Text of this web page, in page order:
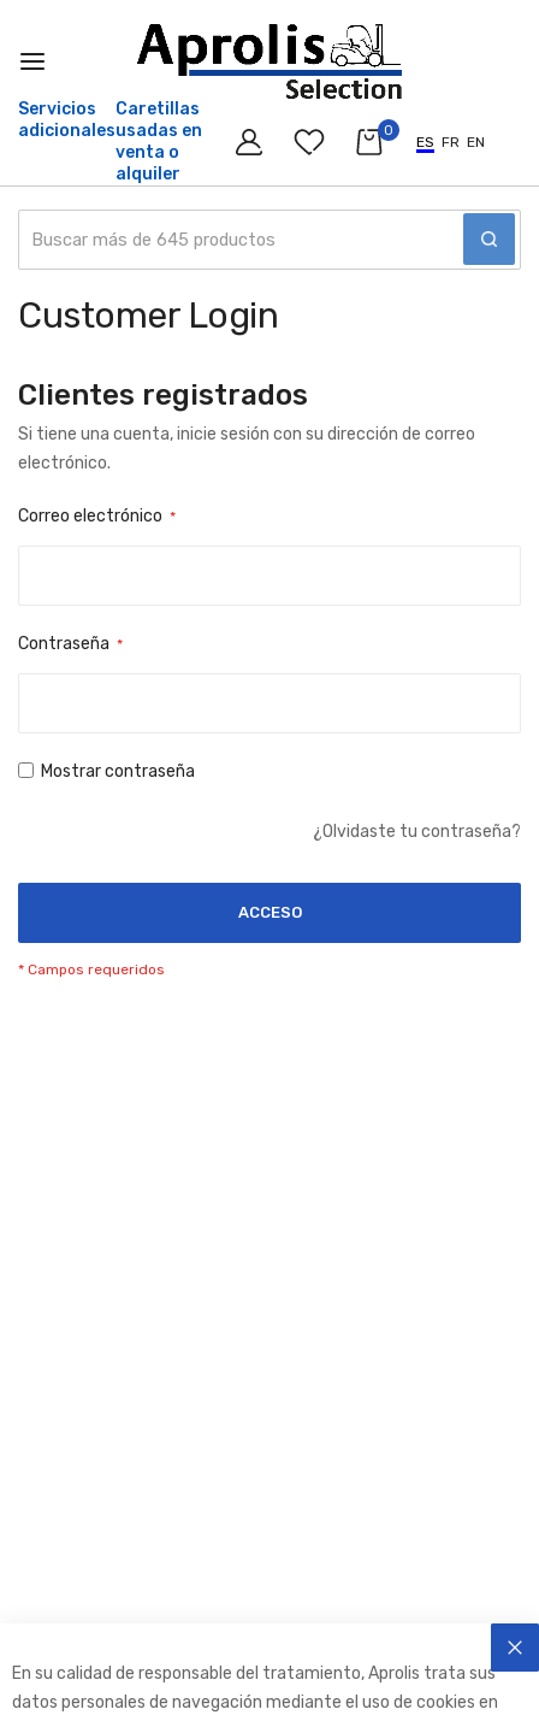
Servicios
adicionales
Caretillas
usadas en
venta o
alquiler
0
ES FR EN
Ir
Customer Login
Clientes registrados
Si tiene una cuenta, inicie sesión con su dirección de correo
electrónico.
Correo electrónico
Contraseña
Mostrar contraseña
ACCESO
¿Olvidaste tu contraseña?
En su calidad de responsable del tratamiento, Aprolis trata sus
datos personales de navegación mediante el uso de cookies en